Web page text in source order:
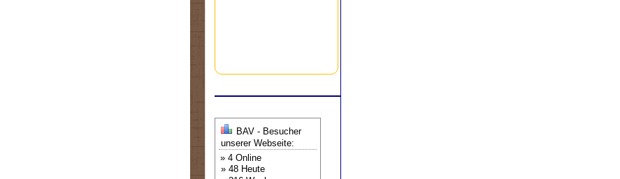
BAV - Besucher
unserer Webseite:
» 4 Online
» 48 Heute